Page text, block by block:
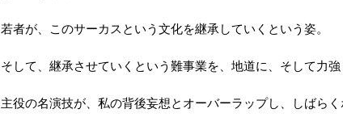
若者が、このサーカスという文化を継承していくという姿。
そして、継承させていくという難事業を、地道に、そして力
主役の名演技が、私の背後妄想とオーバーラップし、しばら